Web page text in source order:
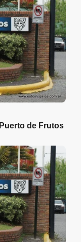
de Frutos